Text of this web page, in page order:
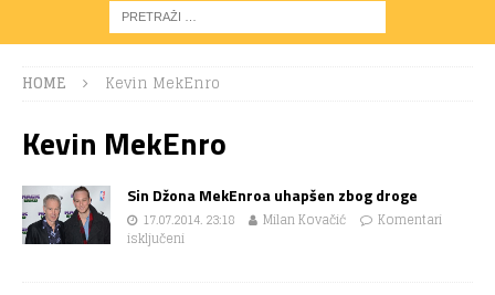
HOME Kevin MekEnro
Kevin MekEnro
Sin Džona MekEnroa uhapšen zbog droge
17.07.2014. 23:18 Milan Kovačić
Komentari
isključeni